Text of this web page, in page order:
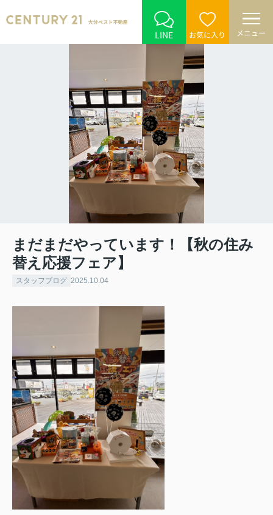
LINE お気に入り メニュー
まだまだやっています！【秋の住み
替え応援フェア】
スタッフブログ 2025.10.04